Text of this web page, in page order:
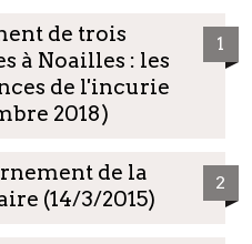
de trois
à Noailles : les
de l'incurie
2018)
1
de la
(14/3/2015)
2